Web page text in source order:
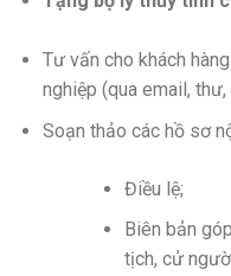
Tư vấn cho khách
nghiệp (qua email, thư,
Soạn thảo các hồ sơ
Điều lệ;
Biên bản
tịch, cử